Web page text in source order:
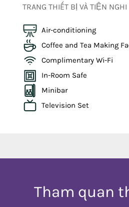
TRANG THIẾT BỊ VÀ TIỆN NGHI
Air-conditioning
Coffee and Tea Making
Complimentary Wi-Fi
In-Room Safe
Minibar
Television Set
Tham quan